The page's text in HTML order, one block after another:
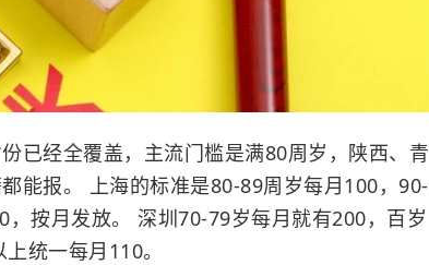
已经全覆盖，主流门槛是满80周岁，陕西、青
能报。 上海的标准是80-89周岁每月100，90-
按月发放。 深圳70-79岁每月就有200，百岁
统一每月110。